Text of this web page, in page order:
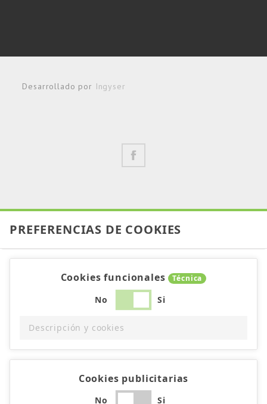
Desarrollado por Ingyser
PREFERENCIAS DE COOKIES
Cookies funcionales Técnica
No Si
Descripción y cookies
Cookies publicitarias
No Si